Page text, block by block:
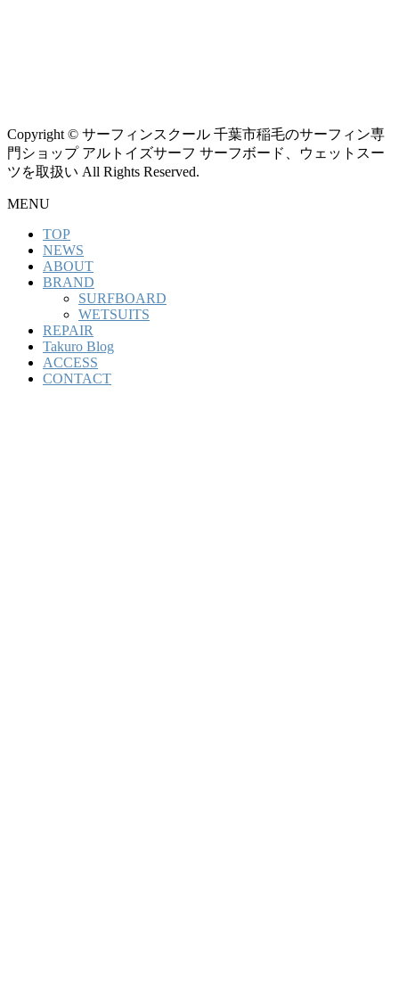
Copyright © サーフィンスクール 千葉市稲毛のサーフィン専
門ショップ アルトイズサーフ サーフボード、ウェットスー
ツを取扱い All Rights Reserved.
MENU
TOP
NEWS
ABOUT
BRAND
SURFBOARD
WETSUITS
REPAIR
Takuro Blog
ACCESS
CONTACT